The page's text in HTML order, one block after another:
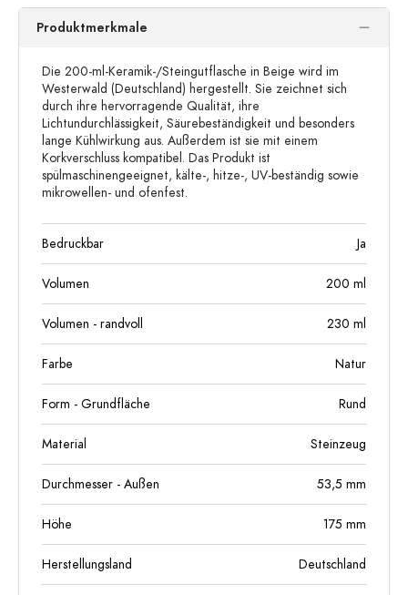
Produktmerkmale
Die 200-ml-Keramik-/Steingutflasche in Beige wird im
Westerwald (Deutschland) hergestellt. Sie zeichnet sich
durch ihre hervorragende Qualität, ihre
Lichtundurchlässigkeit, Säurebeständigkeit und besonders
lange Kühlwirkung aus. Außerdem ist sie mit einem
Korkverschluss kompatibel. Das Produkt ist
spülmaschinengeeignet, kälte-, hitze-, UV-beständig sowie
mikrowellen- und ofenfest.
Bedruckbar Ja
Volumen 200 ml
Volumen - randvoll 230 ml
Farbe Natur
Form - Grundfläche Rund
Material Steinzeug
Durchmesser - Außen 53,5 mm
Höhe 175 mm
Herstellungsland Deutschland